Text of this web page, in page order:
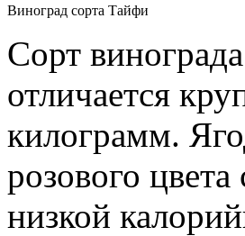
Виноград сорта Тайфи
Сорт
отличается
килограмм.
розового
низкой